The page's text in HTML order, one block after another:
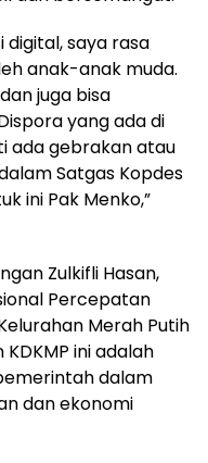
digital, saya rasa
anak-anak muda.
juga bisa
yang ada di
ada gebrakan atau
Satgas Kopdes
ini Pak Menko,”
Zulkifli Hasan,
Percepatan
Merah Putih
ini adalah
dalam
dan ekonomi